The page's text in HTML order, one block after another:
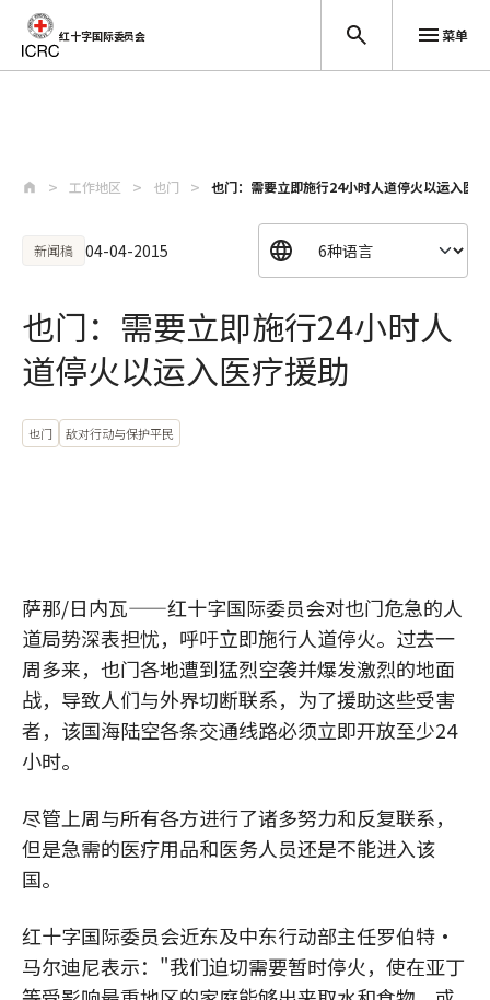
红十字国际委员会 菜单
工作地区 也门 也门：需要立即施行24小时人道停火以运入医
新闻稿 04-04-2015
也门：需要立即施行24小时人
道停火以运入医疗援助
也门 敌对行动与保护平民
萨那/日内瓦——红十字国际委员会对也门危急的人
道局势深表担忧，呼吁立即施行人道停火。过去一
周多来，也门各地遭到猛烈空袭并爆发激烈的地面
战，导致人们与外界切断联系，为了援助这些受害
者，该国海陆空各条交通线路必须立即开放至少24
小时。
尽管上周与所有各方进行了诸多努力和反复联系，
但是急需的医疗用品和医务人员还是不能进入该
国。
红十字国际委员会近东及中东行动部主任罗伯特•
马尔迪尼表示："我们迫切需要暂时停火，使在亚丁